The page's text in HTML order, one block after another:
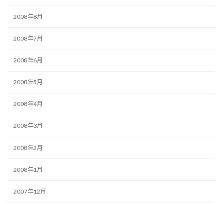
2008年8月
2008年7月
2008年6月
2008年5月
2008年4月
2008年3月
2008年2月
2008年1月
2007年12月